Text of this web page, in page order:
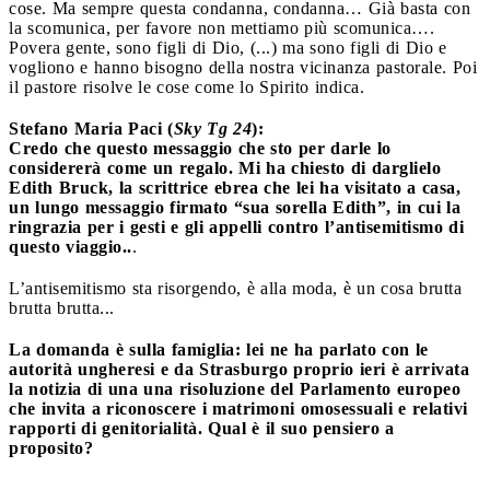
cose. Ma sempre questa condanna, condanna… Già basta con
la scomunica, per favore non mettiamo più scomunica….
Povera gente, sono figli di Dio, (...) ma sono figli di Dio e
vogliono e hanno bisogno della nostra vicinanza pastorale. Poi
il pastore risolve le cose come lo Spirito indica.
Stefano Maria Paci (Sky Tg 24):
Credo che questo messaggio che sto per darle lo
considererà come un regalo. Mi ha chiesto di darglielo
Edith Bruck, la scrittrice ebrea che lei ha visitato a casa,
un lungo messaggio firmato “sua sorella Edith”, in cui la
ringrazia per i gesti e gli appelli contro l’antisemitismo di
questo viaggio...
L’antisemitismo sta risorgendo, è alla moda, è un cosa brutta
brutta brutta...
La domanda è sulla famiglia: lei ne ha parlato con le
autorità ungheresi e da Strasburgo proprio ieri è arrivata
la notizia di una una risoluzione del Parlamento europeo
che invita a riconoscere i matrimoni omosessuali e relativi
rapporti di genitorialità. Qual è il suo pensiero a
proposito?